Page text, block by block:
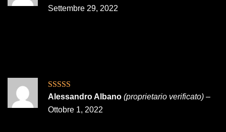
5
Settembre 29, 2022
Valutato5su
5
Alessandro Albano (proprietario verificato) –
Ottobre 1, 2022